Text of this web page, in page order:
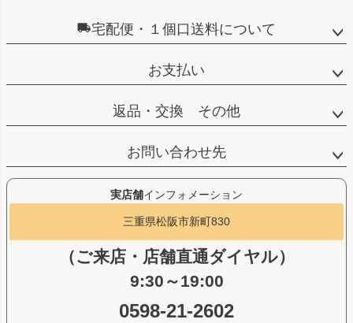
宅配便・１個口送料について
お支払い
返品・交換 その他
お問い合わせ先
実店舗インフォメーション
三重県松阪市新町830
（ご来店・店舗直通ダイヤル）
9:30～19:00
0598-21-2602